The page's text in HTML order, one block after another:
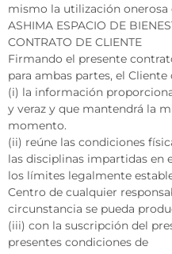
mismo la utilización
ASHIMA ESPACIO DE
CONTRATO DE CLIENTE
Firmando el presente
para ambas partes, el
(i) la información
y veraz y que mantendrá la
momento.
(ii) reúne las condiciones
las disciplinas impartidas en
los límites legalmente
Centro de cualquier
circunstancia se pueda
(iii) con la suscripción del
presentes condiciones de